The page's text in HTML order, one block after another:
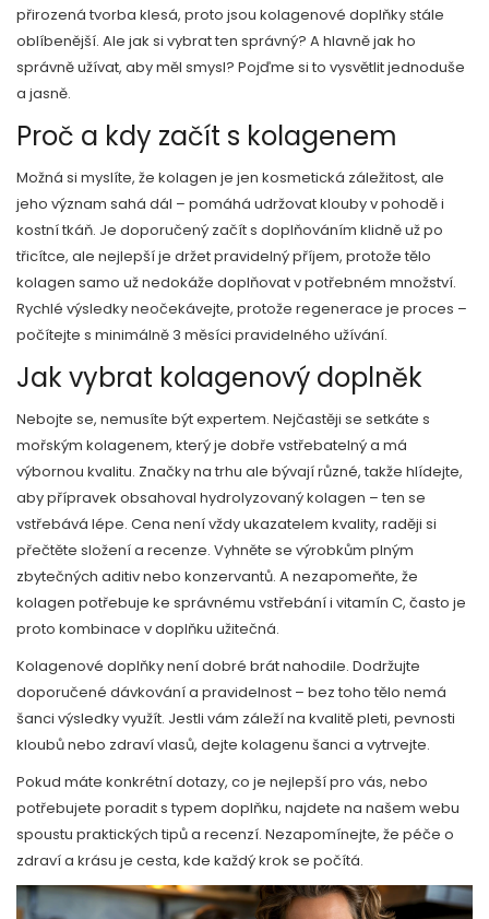
přirozená tvorba klesá, proto jsou kolagenové doplňky stále
oblíbenější. Ale jak si vybrat ten správný? A hlavně jak ho
správně užívat, aby měl smysl? Pojďme si to vysvětlit jednoduše
a jasně.
Proč a kdy začít s kolagenem
Možná si myslíte, že kolagen je jen kosmetická záležitost, ale
jeho význam sahá dál – pomáhá udržovat klouby v pohodě i
kostní tkáň. Je doporučený začít s doplňováním klidně už po
třicítce, ale nejlepší je držet pravidelný příjem, protože tělo
kolagen samo už nedokáže doplňovat v potřebném množství.
Rychlé výsledky neočekávejte, protože regenerace je proces –
počítejte s minimálně 3 měsíci pravidelného užívání.
Jak vybrat kolagenový doplněk
Nebojte se, nemusíte být expertem. Nejčastěji se setkáte s
mořským kolagenem, který je dobře vstřebatelný a má
výbornou kvalitu. Značky na trhu ale bývají různé, takže hlídejte,
aby přípravek obsahoval hydrolyzovaný kolagen – ten se
vstřebává lépe. Cena není vždy ukazatelem kvality, raději si
přečtěte složení a recenze. Vyhněte se výrobkům plným
zbytečných aditiv nebo konzervantů. A nezapomeňte, že
kolagen potřebuje ke správnému vstřebání i vitamín C, často je
proto kombinace v doplňku užitečná.
Kolagenové doplňky není dobré brát nahodile. Dodržujte
doporučené dávkování a pravidelnost – bez toho tělo nemá
šanci výsledky využít. Jestli vám záleží na kvalitě pleti, pevnosti
kloubů nebo zdraví vlasů, dejte kolagenu šanci a vytrvejte.
Pokud máte konkrétní dotazy, co je nejlepší pro vás, nebo
potřebujete poradit s typem doplňku, najdete na našem webu
spoustu praktických tipů a recenzí. Nezapomínejte, že péče o
zdraví a krásu je cesta, kde každý krok se počítá.